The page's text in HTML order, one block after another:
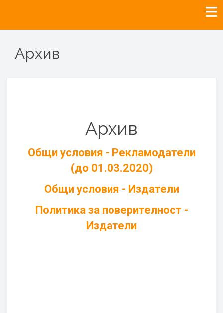
Архив
Архив
Общи условия - Рекламодатели
(до 01.03.2020)
Общи условия - Издатели
Политика за поверителност -
Издатели